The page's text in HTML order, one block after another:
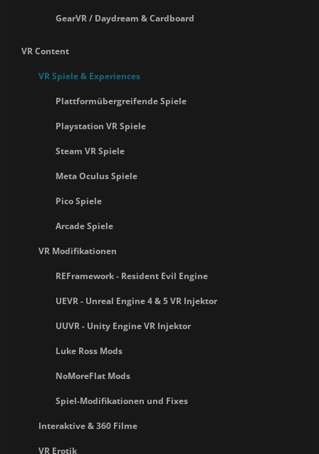
GearVR / Daydream & Cardboard
VR Content
VR Spiele & Experiences
Plattformübergreifende Spiele
Playstation VR Spiele
Steam VR Spiele
Meta Oculus Spiele
Pico Spiele
Arcade Spiele
VR Modifikationen
REFramework - Resident Evil Engine
UEVR - Unreal Engine 4 & 5 VR Injektor
UUVR - Unity Engine VR Injektor
Luke Ross Mods
NoMoreFlat Mods
Spiel-Modifikationen und Fixes
Interaktive & 360 Filme
VR Erotik